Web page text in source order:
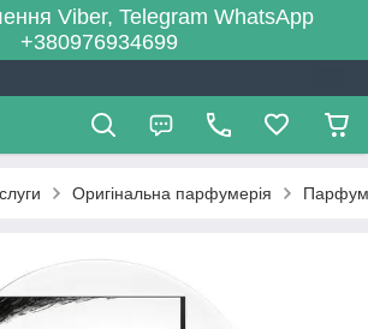
Viber, Telegram WhatsApp
+380976934699
Оригінальна парфумерія